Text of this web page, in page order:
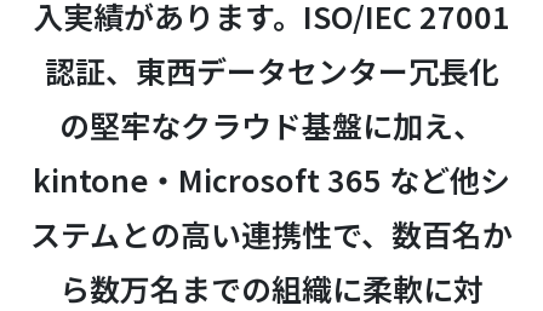
入実績があります。ISO/IEC 27001
認証、東西データセンター冗長化
の堅牢なクラウド基盤に加え、
kintone・Microsoft 365 など他シ
ステムとの高い連携性で、数百名か
ら数万名までの組織に柔軟に対